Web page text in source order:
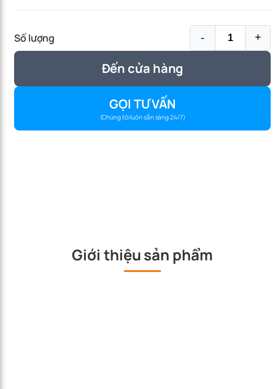
Số lượng - +
Đến cửa hàng
GỌI TƯ VẤN
(Chúng tôi luôn sẵn sàng 24/7)
Giới thiệu sản phẩm